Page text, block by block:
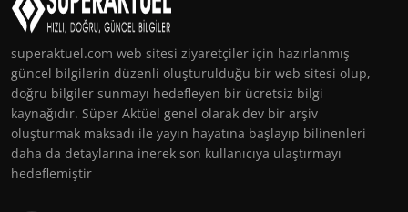
superaktuel.com web sitesi ziyaretçiler için hazırlanmış
güncel bilgilerin düzenli oluşturulduğu bir web sitesi olup,
doğru bilgiler sunmayı hedefleyen bir ücretsiz bilgi
kaynağıdır. Süper Aktüel genel olarak dev bir arşiv
oluşturmak maksadı ile yayın hayatına başlayıp bilinenleri
daha da detaylarına inerek son kullanıcıya ulaştırmayı
hedeflemiştir